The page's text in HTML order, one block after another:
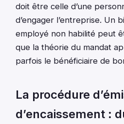
doit être celle d’une
d’engager l’entreprise. Un
employé non habilité peut
que la théorie du mandat
parfois le bénéficiaire de
La procédure
d’encaissement :